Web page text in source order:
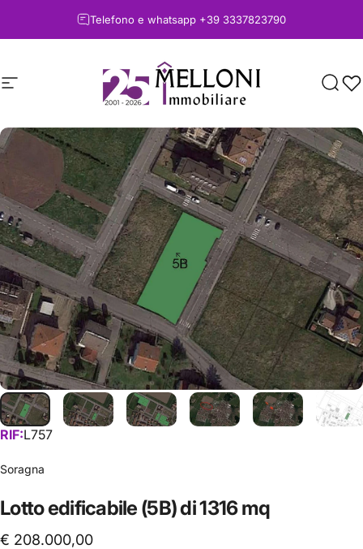
Telefono e whatsapp +39 3337823790
Navigazione del sitoMelloni immobiliare
RIF:L757
Soragna
Lottoedificabile (5B)di1316mq
€ 208.000,00